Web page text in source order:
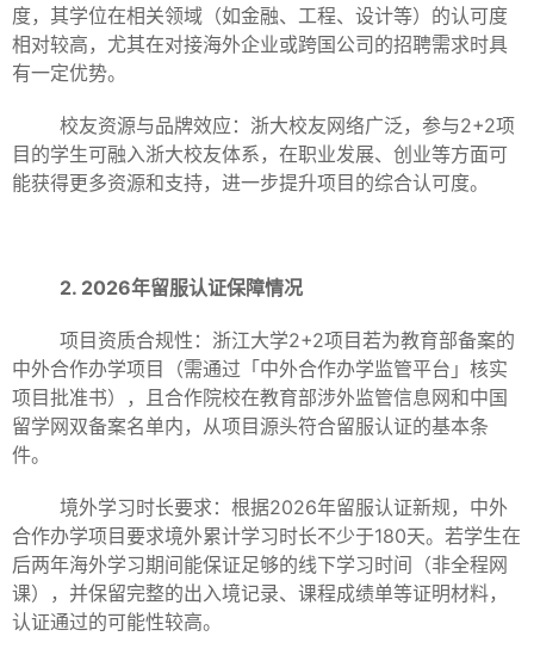
度，其学位在相关领域（如金融、工程、设计等）的认可度
相对较高，尤其在对接海外企业或跨国公司的招聘需求时具
有一定优势。
校友资源与品牌效应：浙大校友网络广泛，参与2+2项
目的学生可融入浙大校友体系，在职业发展、创业等方面可
能获得更多资源和支持，进一步提升项目的综合认可度。
2. 2026年留服认证保障情况
项目资质合规性：浙江大学2+2项目若为教育部备案的
中外合作办学项目（需通过「中外合作办学监管平台」核实
项目批准书），且合作院校在教育部涉外监管信息网和中国
留学网双备案名单内，从项目源头符合留服认证的基本条
件。
境外学习时长要求：根据2026年留服认证新规，中外
合作办学项目要求境外累计学习时长不少于180天。若学生在
后两年海外学习期间能保证足够的线下学习时间（非全程网
课），并保留完整的出入境记录、课程成绩单等证明材料，
认证通过的可能性较高。